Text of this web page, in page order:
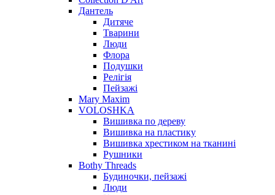
Дантель
Дитяче
Тварини
Люди
Флора
Подушки
Релігія
Пейзажі
Mary Maxim
VOLOSHKA
Вишивка по дереву
Вишивка на пластику
Вишивка хрестиком на тканині
Рушники
Bothy Threads
Будиночки, пейзажі
Люди